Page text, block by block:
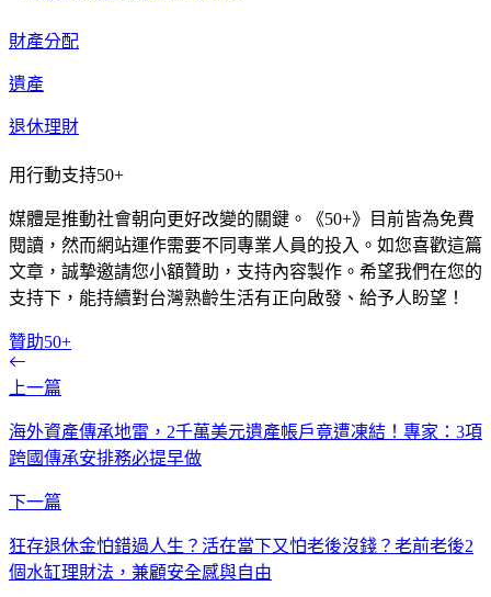
財產分配
遺產
退休理財
用行動支持50+
媒體是推動社會朝向更好改變的關鍵。《50+》目前皆為免費
閱讀，然而網站運作需要不同專業人員的投入。如您喜歡這篇
文章，誠摯邀請您小額贊助，支持內容製作。希望我們在您的
支持下，能持續對台灣熟齡生活有正向啟發、給予人盼望！
贊助50+
上一篇
海外資產傳承地雷，2千萬美元遺產帳戶竟遭凍結！專家：3項
跨國傳承安排務必提早做
下一篇
狂存退休金怕錯過人生？活在當下又怕老後沒錢？老前老後2
個水缸理財法，兼顧安全感與自由